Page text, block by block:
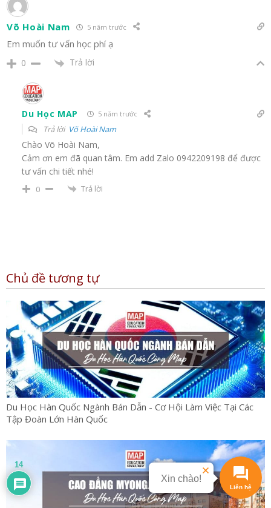
Võ Hoài Nam 5 năm trước
Em muốn tư vấn học phí ạ
0 Trả lời
Du Học MAP 5 năm trước
Trả lời Võ Hoài Nam
Chào Võ Hoài Nam,
Cảm ơn em đã quan tâm. Em add Zalo 0942209198 để được
tư vấn chi tiết nhé!
0 Trả lời
Chủ đề tương tự
Du Học Hàn Quốc Ngành Bán Dẫn - Cơ Hội Làm Việc Tại Các
Tập Đoàn Lớn Hàn Quốc
14